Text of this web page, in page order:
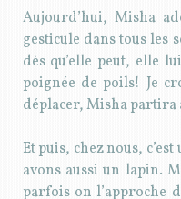
Aujourd’hui, Misha
gesticule dans tous les
dès qu’elle peut, elle
poignée de poils! Je
déplacer, Misha partira
Et puis, chez nous,
avons aussi un lapin.
parfois on l’approche